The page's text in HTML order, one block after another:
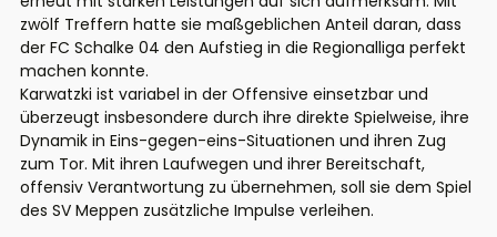
zwölf Treffern hatte sie maßgeblichen Anteil daran, dass
der FC Schalke 04 den Aufstieg in die Regionalliga perfekt
machen konnte.
Karwatzki ist variabel in der Offensive einsetzbar und
überzeugt insbesondere durch ihre direkte Spielweise, ihre
Dynamik in Eins-gegen-eins-Situationen und ihren Zug
zum Tor. Mit ihren Laufwegen und ihrer Bereitschaft,
offensiv Verantwortung zu übernehmen, soll sie dem Spiel
des SV Meppen zusätzliche Impulse verleihen.